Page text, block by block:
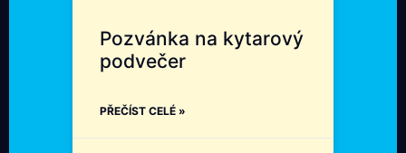
Pozvánka na kytarový
podvečer
PŘEČÍST CELÉ »